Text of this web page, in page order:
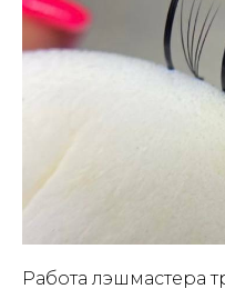
Работа лэшмастера